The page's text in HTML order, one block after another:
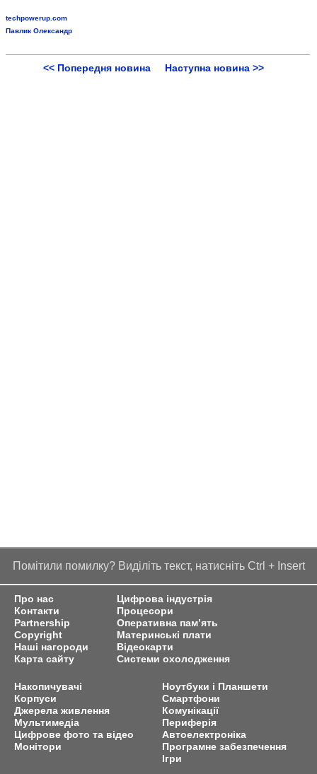
techpowerup.com
Павлик Олександр
<< Попередня новина Наступна новина >>
Помітили помилку? Виділіть текст, натисніть Ctrl + Insert
Про нас
Контакти
Partnership
Copyright
Наші нагороди
Карта сайту
Цифрова індустрія
Процесори
Оперативна пам’ять
Материнські плати
Відеокарти
Системи охолодження
Накопичувачі
Корпуси
Джерела живлення
Мультимедіа
Цифрове фото та відео
Монітори
Ноутбуки і Планшети
Смартфони
Комунікації
Периферія
Автоелектроніка
Програмне забезпечення
Ігри